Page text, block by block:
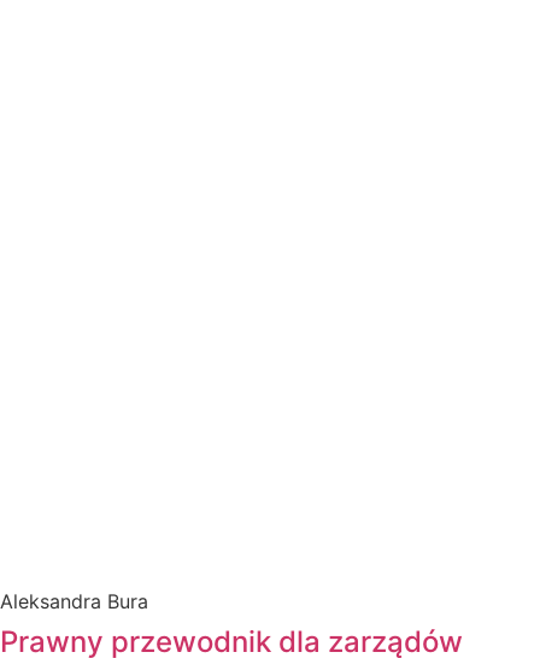
Aleksandra Bura
Prawny przewodnik dla zarządów